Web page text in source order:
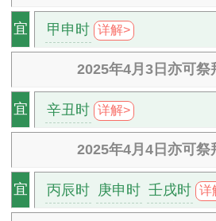
宜 甲申时 详解>
2025年4月3日亦可祭
宜 辛丑时 详解>
2025年4月4日亦可祭
宜 丙辰时 庚申时 壬戌时 详